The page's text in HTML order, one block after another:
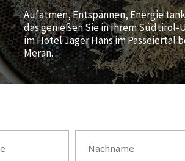
Aufatmen, Entspannen, Energie
das genießen Sie in Ihrem Südtirol-
im Hotel Jager Hans im Passeiertal
Meran.